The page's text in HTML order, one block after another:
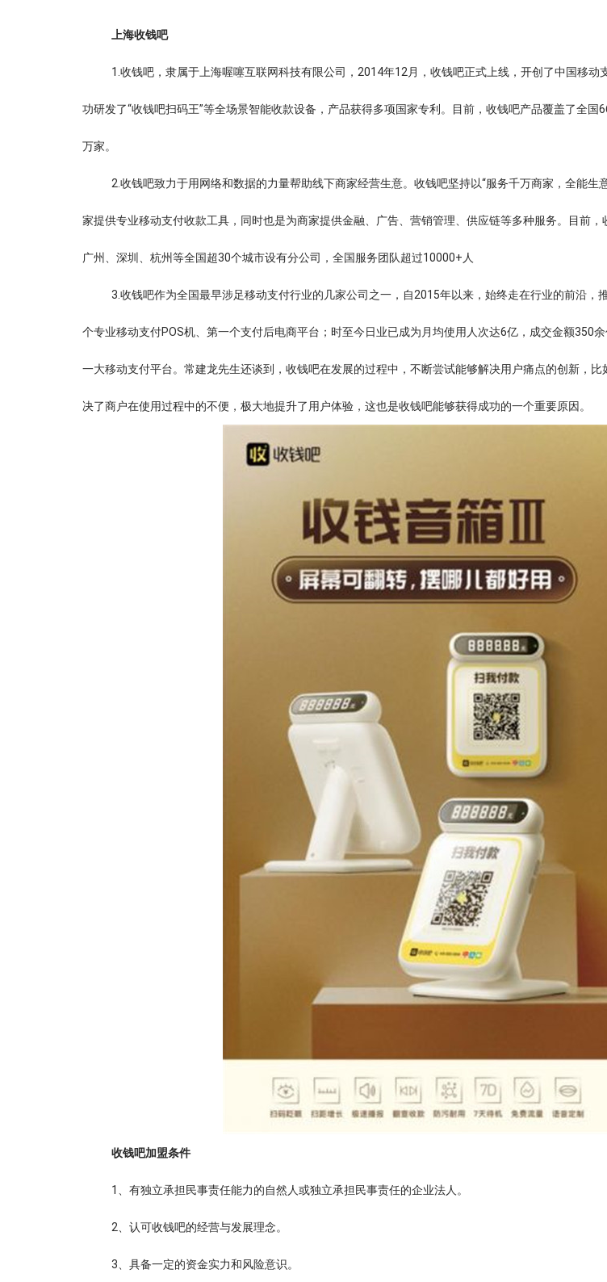
上海收钱吧
1.收钱吧，隶属于上海喔噻互联网科技有限公司，2014年12月，收钱吧正式上线，开创了中国移动
功研发了“收钱吧扫码王”等全场景智能收款设备，产品获得多项国家专利。目前，收钱吧产品覆盖了全国
万家。
2.收钱吧致力于用网络和数据的力量帮助线下商家经营生意。收钱吧坚持以“服务千万商家，全能生
家提供专业移动支付收款工具，同时也是为商家提供金融、广告、营销管理、供应链等多种服务。目前，
广州、深圳、杭州等全国超30个城市设有分公司，全国服务团队超过10000+人
3.收钱吧作为全国最早涉足移动支付行业的几家公司之一，自2015年以来，始终走在行业的前沿，
个专业移动支付POS机、第一个支付后电商平台；时至今日业已成为月均使用人次达6亿，成交金额350
一大移动支付平台。常建龙先生还谈到，收钱吧在发展的过程中，不断尝试能够解决用户痛点的创新，
决了商户在使用过程中的不便，极大地提升了用户体验，这也是收钱吧能够获得成功的一个重要原因。
收钱吧加盟条件
1、有独立承担民事责任能力的自然人或独立承担民事责任的企业法人。
2、认可收钱吧的经营与发展理念。
3、具备一定的资金实力和风险意识。